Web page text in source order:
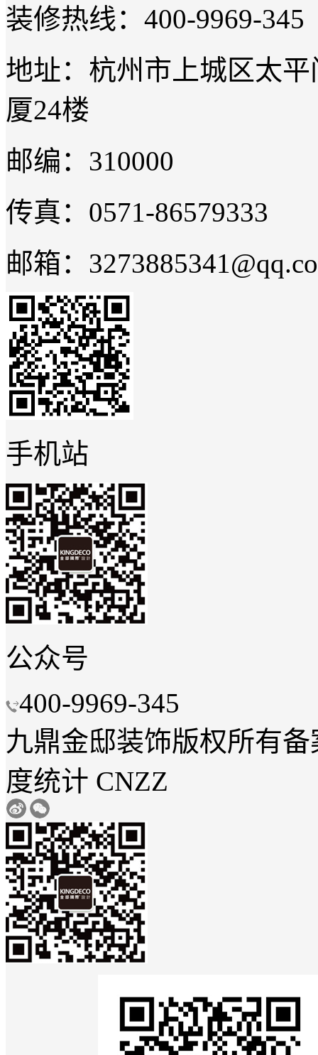
装修热线：400-9969-345
地址：杭州市上城区太
厦24楼
邮编：310000
传真：0571-86579333
邮箱：
手机站
公众号
400-9969-345
九鼎金邸装饰版权所有备
度统计 CNZZ